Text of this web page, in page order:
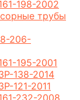
198-2002
трубы
206-
195-2001
138-2014
121-2011
232-2008